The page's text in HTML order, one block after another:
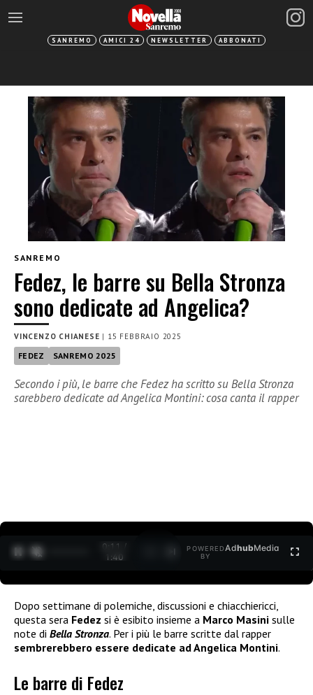
SANREMO AMICI 24 NEWSLETTER ABBONATI
SANREMO
Fedez, le barre su Bella Stronza
sono dedicate ad Angelica?
VINCENZO CHIANESE | 15 FEBBRAIO 2025
FEDEZ SANREMO 2025
Secondo i più, le barre che Fedez ha scritto su Bella Stronza
sarebbero dedicate ad Angelica Montini: cosa canta il rapper
0:12 /
1:40
POWERED
BY
AdhubMedia
Dopo settimane di polemiche, discussioni e chiacchiericci,
questa sera Fedez si è esibito insieme a Marco Masini sulle
note di Bella Stronza. Per i più le barre scritte dal rapper
sembrerebbero essere dedicate ad Angelica Montini.
Le barre di Fedez